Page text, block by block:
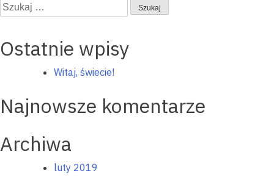
Szukaj:
Ostatnie wpisy
Witaj, świecie!
Najnowsze komentarze
Archiwa
luty 2019